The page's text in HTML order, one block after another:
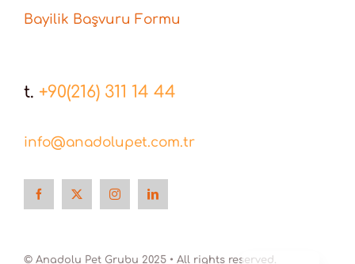
Bayilik Başvuru Formu
t. +90(216) 311 14 44
info@anadolupet.com.tr
© Anadolu Pet Grubu 2025 • All rights reserved.